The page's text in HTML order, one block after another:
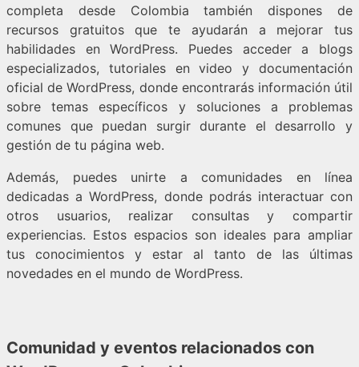
completa desde Colombia también dispones de
recursos gratuitos que te ayudarán a mejorar tus
habilidades en WordPress. Puedes acceder a blogs
especializados, tutoriales en video y documentación
oficial de WordPress, donde encontrarás información útil
sobre temas específicos y soluciones a problemas
comunes que puedan surgir durante el desarrollo y
gestión de tu página web.
Además, puedes unirte a comunidades en línea
dedicadas a WordPress, donde podrás interactuar con
otros usuarios, realizar consultas y compartir
experiencias. Estos espacios son ideales para ampliar
tus conocimientos y estar al tanto de las últimas
novedades en el mundo de WordPress.
Comunidad y eventos relacionados con